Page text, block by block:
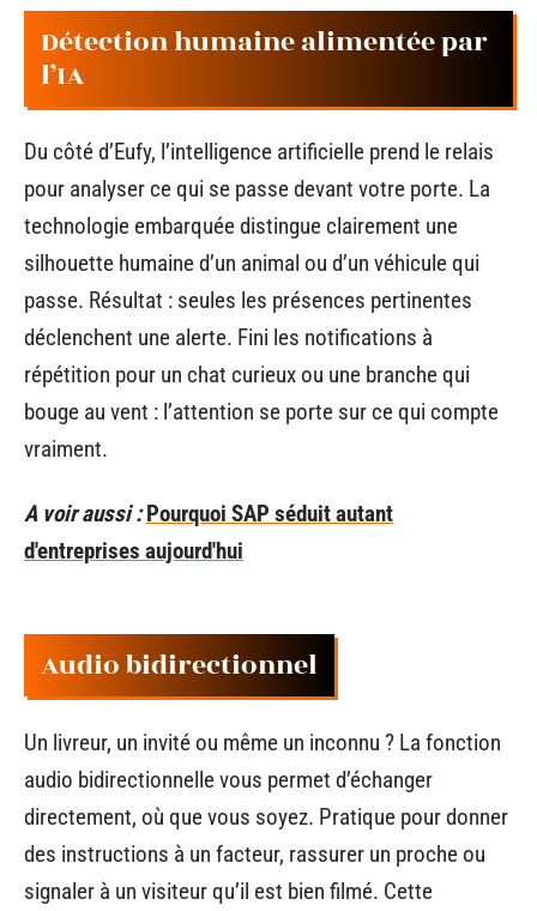
Détection humaine alimentée par
l’IA
Du côté d’Eufy, l’intelligence artificielle prend le relais
pour analyser ce qui se passe devant votre porte. La
technologie embarquée distingue clairement une
silhouette humaine d’un animal ou d’un véhicule qui
passe. Résultat : seules les présences pertinentes
déclenchent une alerte. Fini les notifications à
répétition pour un chat curieux ou une branche qui
bouge au vent : l’attention se porte sur ce qui compte
vraiment.
A voir aussi : Pourquoi SAP séduit autant
d'entreprises aujourd'hui
Audio bidirectionnel
Un livreur, un invité ou même un inconnu ? La fonction
audio bidirectionnelle vous permet d’échanger
directement, où que vous soyez. Pratique pour donner
des instructions à un facteur, rassurer un proche ou
signaler à un visiteur qu’il est bien filmé. Cette